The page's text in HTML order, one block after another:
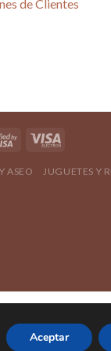
de Clientes
ASEO JUGUETES Y
Aceptar